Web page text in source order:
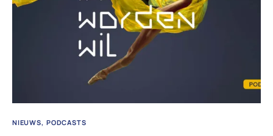
NIEUWS PODCASTS